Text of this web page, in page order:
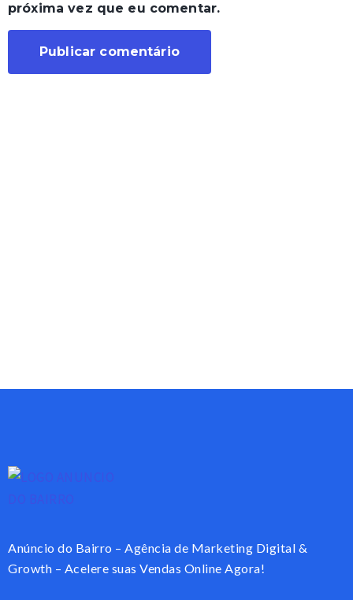
próxima vez que eu comentar.
Anúncio do Bairro – Agência de Marketing Digital &
Growth – Acelere suas Vendas Online Agora!